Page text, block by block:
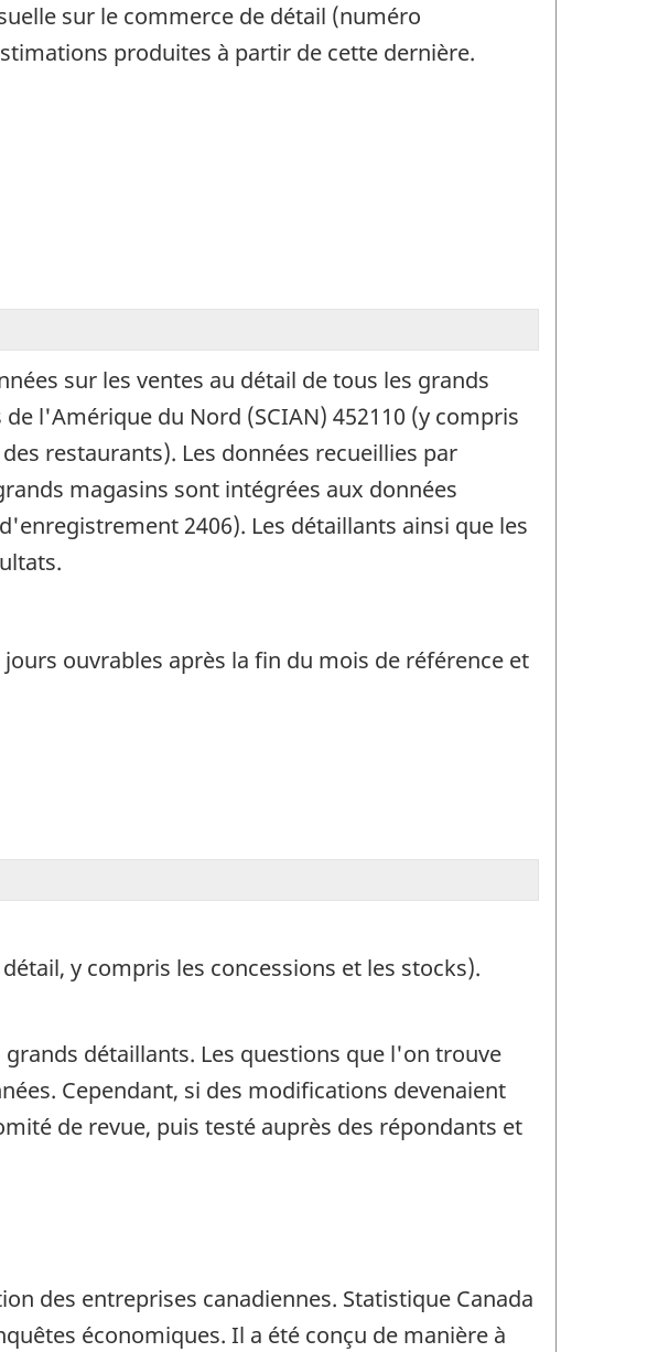
sur le commerce de détail (numéro
produites à partir de cette dernière.
sur les ventes au détail de tous les grands
l'Amérique du Nord (SCIAN) 452110 (y compris
restaurants). Les données recueillies par
magasins sont intégrées aux données
2406). Les détaillants ainsi que les
ouvrables après la fin du mois de référence et
y compris les concessions et les stocks).
détaillants. Les questions que l'on trouve
Cependant, si des modifications devenaient
de revue, puis testé auprès des répondants et
des entreprises canadiennes. Statistique Canada
économiques. Il a été conçu de manière à